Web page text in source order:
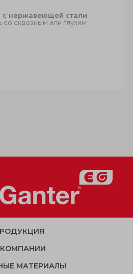
с нержавеющей стали
сквозным или глухим
МАТЕРИАЛЫ